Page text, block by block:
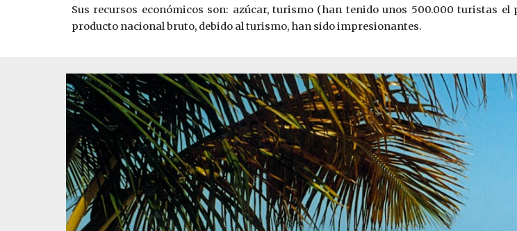
Sus recursos económicos son: azúcar, turismo (han tenido unos 500.000 turistas
producto nacional bruto, debido al turismo, han sido impresionantes.